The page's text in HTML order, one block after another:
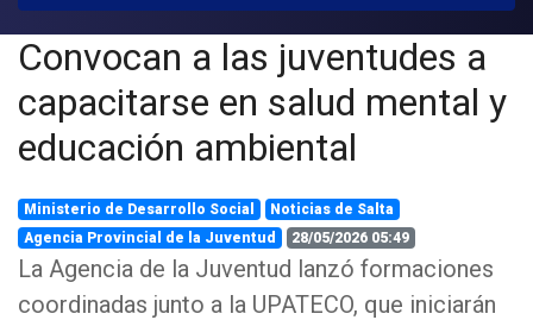
Convocan a las juventudes a
capacitarse en salud mental y
educación ambiental
Ministerio de Desarrollo Social
Noticias de Salta
Agencia Provincial de la Juventud
28/05/2026 05:49
La Agencia de la Juventud lanzó formaciones
coordinadas junto a la UPATECO, que iniciarán